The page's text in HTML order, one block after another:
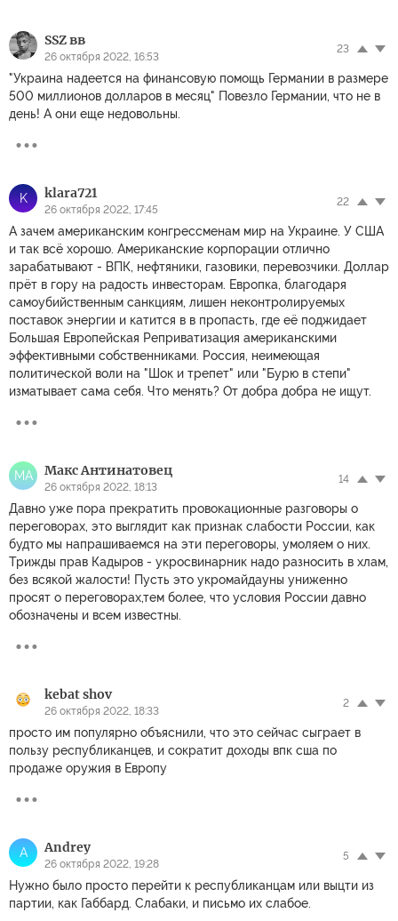
SSZ вв
26 октября 2022, 16:53
23
"Украина надеется на финансовую помощь Германии в размере
500 миллионов долларов в месяц" Повезло Германии, что не в
день! А они еще недовольны.
K klara721
26 октября 2022, 17:45
22
А зачем американским конгрессменам мир на Украине. У США
и так всё хорошо. Американские корпорации отлично
зарабатывают - ВПК, нефтяники, газовики, перевозчики. Доллар
прёт в гору на радость инвесторам. Европка, благодаря
самоубийственным санкциям, лишен неконтролируемых
поставок энергии и катится в в пропасть, где её поджидает
Большая Европейская Реприватизация американскими
эффективными собственниками. Россия, неимеющая
политической воли на "Шок и трепет" или "Бурю в степи"
изматывает сама себя. Что менять? От добра добра не ищут.
МА Макс Антинатовец
26 октября 2022, 18:13
14
Давно уже пора прекратить провокационные разговоры о
переговорах, это выглядит как признак слабости России, как
будто мы напрашиваемся на эти переговоры, умоляем о них.
Трижды прав Кадыров - укросвинарник надо разносить в хлам,
без всякой жалости! Пусть это укромайдауны униженно
просят о переговорах,тем более, что условия России давно
обозначены и всем известны.
kebat shov
26 октября 2022, 18:33
2
просто им популярно объяснили, что это сейчас сыграет в
пользу республиканцев, и сократит доходы впк сша по
продаже оружия в Европу
A Andrey
26 октября 2022, 19:28
5
Нужно было просто перейти к республиканцам или выцти из
партии, как Габбард. Слабаки, и письмо их слабое.